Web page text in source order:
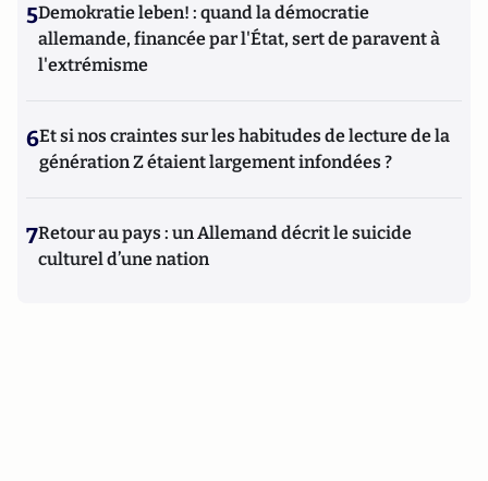
5Demokratie leben! : quand la démocratie
allemande, financée par l'État, sert de paravent à
l'extrémisme
6Et si nos craintes sur les habitudes de lecture de la
génération Z étaient largement infondées ?
7Retour au pays : un Allemand décrit le suicide
culturel d’une nation